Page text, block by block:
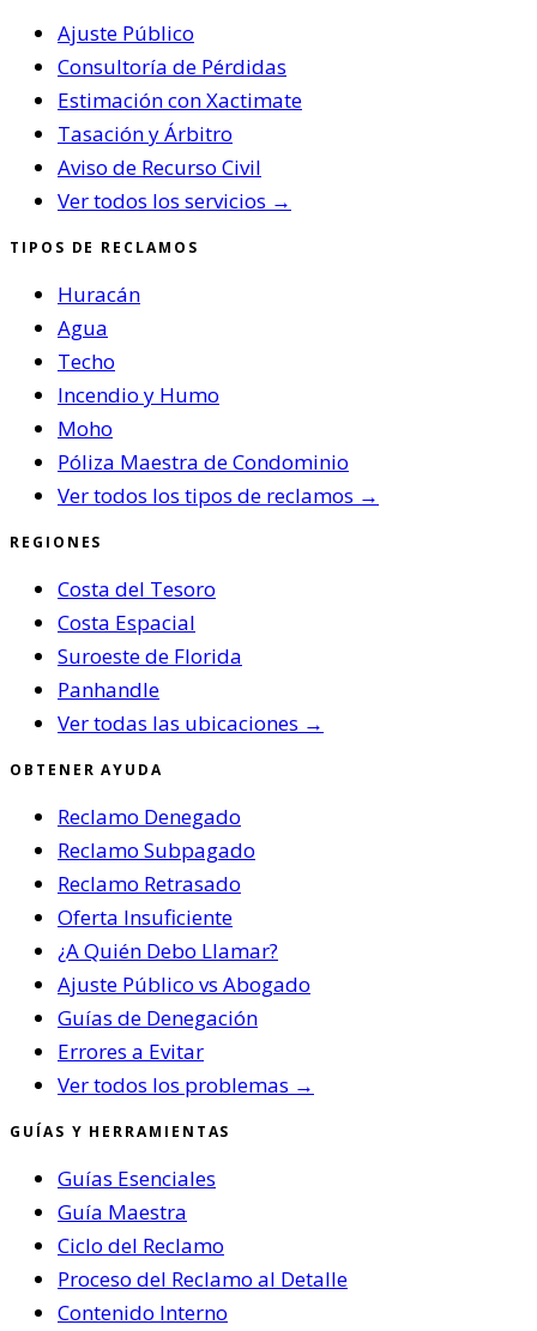
Ajuste Público
Consultoría de Pérdidas
Estimación con Xactimate
Tasación y Árbitro
Aviso de Recurso Civil
Ver todos los servicios →
TIPOS DE RECLAMOS
Huracán
Agua
Techo
Incendio y Humo
Moho
Póliza Maestra de Condominio
Ver todos los tipos de reclamos →
REGIONES
Costa del Tesoro
Costa Espacial
Suroeste de Florida
Panhandle
Ver todas las ubicaciones →
OBTENER AYUDA
Reclamo Denegado
Reclamo Subpagado
Reclamo Retrasado
Oferta Insuficiente
¿A Quién Debo Llamar?
Ajuste Público vs Abogado
Guías de Denegación
Errores a Evitar
Ver todos los problemas →
GUÍAS Y HERRAMIENTAS
Guías Esenciales
Guía Maestra
Ciclo del Reclamo
Proceso del Reclamo al Detalle
Contenido Interno